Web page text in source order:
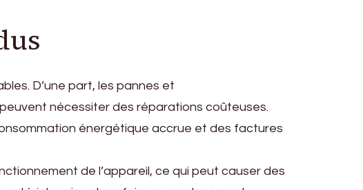
D’une part, les pannes et
nécessiter des réparations coûteuses.
énergétique accrue et des factures
de l’appareil, ce qui peut causer des